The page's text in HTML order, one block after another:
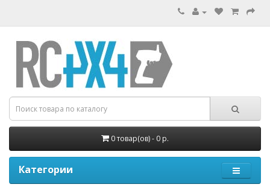
0 товар(ов) - 0 р.
Категории